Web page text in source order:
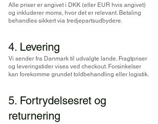
Alle priser er angivet i DKK (eller EUR hvis angivet)
og inkluderer moms, hvor det er relevant. Betaling
behandles sikkert via tredjepartsudbydere.
4. Levering
Vi sender fra Danmark til udvalgte lande. Fragtpriser
og leveringstider vises ved checkout. Forsinkelser
kan forekomme grundet toldbehandling eller logistik.
5. Fortrydelsesret og
returnering